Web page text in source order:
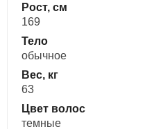
Рост, см
169
Тело
обычное
Вес, кг
63
Цвет волос
темные